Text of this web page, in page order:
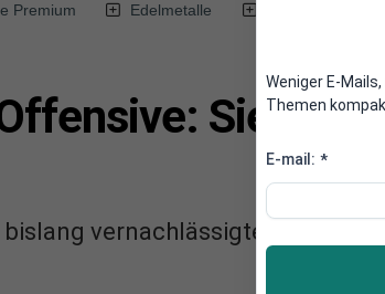
Premium Edelmetalle
Sieben
vernachlässigte
Weniger E-
Themen
E-mail: *